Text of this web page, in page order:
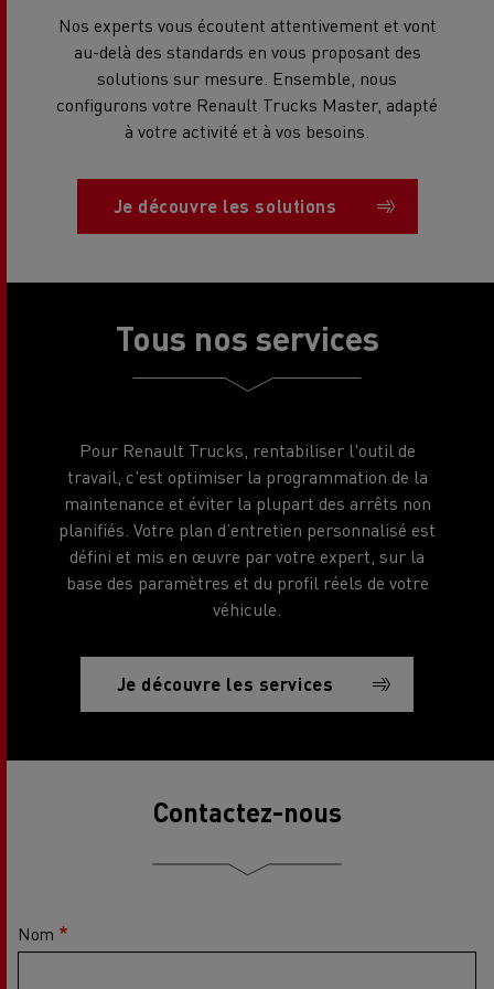
Nos experts vous écoutent attentivement et vont
au-delà des standards en vous proposant des
solutions sur mesure. Ensemble, nous
configurons votre Renault Trucks Master, adapté
à votre activité et à vos besoins.
Je découvre les solutions
Tous nos services
Pour Renault Trucks, rentabiliser l'outil de
travail, c'est optimiser la programmation de la
maintenance et éviter la plupart des arrêts non
planifiés. Votre plan d’entretien personnalisé est
défini et mis en œuvre par votre expert, sur la
base des paramètres et du profil réels de votre
véhicule.
Je découvre les services
Contactez-nous
Nom